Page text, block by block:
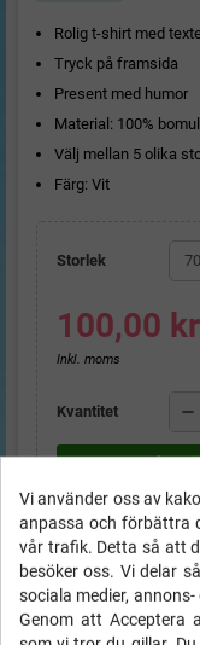
Rolig t-shirt med
Tryck på framsida
Present med humor
Material: 100% bomull
Välj mellan 5 olika
Färg: Vit
Storlek
100,00 kr
Inkl. moms
Kvantitet remove
shopping_cart
STORLEKSGUIDE
local_shipping FRI FRAKTinom
över1000 kr
Vi använder oss av
anpassa och förbättra
vår trafik. Detta så att
besöker oss. Vi delar
sociala medier,
Genom att Acceptera